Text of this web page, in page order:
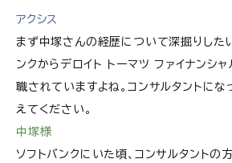
アクシス
まず中塚さんの経歴について深掘りした
ンクからデロイト トーマツ ファイナンシ
職されていますよね。コンサルタントに
えてください。
中塚様
ソフトバンクにいた頃、コンサルタントの